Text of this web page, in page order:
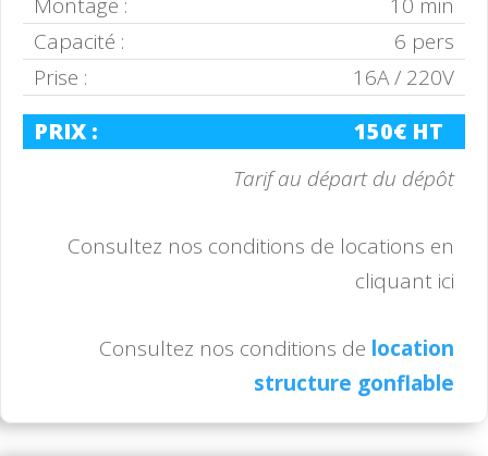
Capacité :
6 pers
Prise :
16A / 220V
PRIX : 150€ HT
Tarif au départ du dépôt
Consultez nos conditions de locations en
cliquant ici
Consultez nos conditions de location
structure gonflable